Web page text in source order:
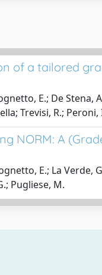
of a tailored
E.; De Stena,
Trevisi, R.; Peroni,
NORM: A
E.; La Verde,
Pugliese, M.